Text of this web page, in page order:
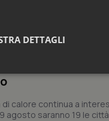
solo al
di calore continua a
agosto saranno 19 le
DETTAGLI
Necessari